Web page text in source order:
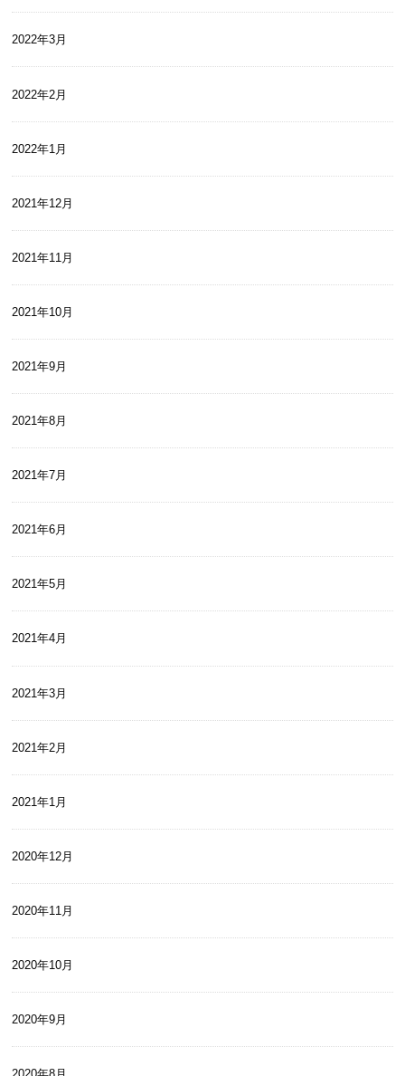
2022年3月
2022年2月
2022年1月
2021年12月
2021年11月
2021年10月
2021年9月
2021年8月
2021年7月
2021年6月
2021年5月
2021年4月
2021年3月
2021年2月
2021年1月
2020年12月
2020年11月
2020年10月
2020年9月